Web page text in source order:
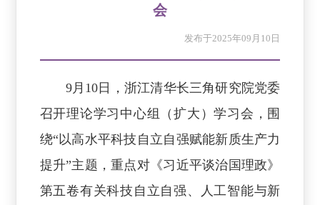
会
发布于2025年09月10日
9月10日，浙江清华长三角研究院党委
召开理论学习中心组（扩大）学习会，围
绕“以高水平科技自立自强赋能新质生产力
提升”主题，重点对《习近平谈治国理政》
第五卷有关科技自立自强、人工智能与新